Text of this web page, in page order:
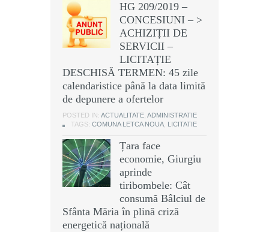
HG 209/2019 –
CONCESIUNI – >
ACHIZIȚII DE
SERVICII –
LICITAȚIE
DESCHISĂ TERMEN: 45 zile
calendaristice până la data limită
de depunere a ofertelor
POSTED IN: ACTUALITATE, ADMINISTRATIE
TAGS: COMUNA LETCA NOUA, LICITATIE
Țara face
economie, Giurgiu
aprinde
tiribombele: Cât
consumă Bâlciul de
Sfânta Măria în plină criză
energetică națională